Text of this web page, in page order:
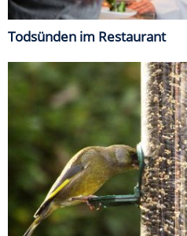
Todsünden im Restaurant